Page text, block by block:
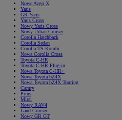
Nowe Aygo X
Yaris
GR Yaris
Yaris Cross
Nowy Yaris Cross
Nowy Urban Cruiser
Corolla Hatchback
Corolla Sedan
Corolla TS Kombi
Nowa Corolla Cross
Toyota C-HR
Toyota C-HR Plug-in
Nowa Toyota C-HR+
Nowa Toyota bZ4X
Nowa Toyota bZ4X Touring
Camry
Prius
Mirai
Nowy RAV4
Land Cruiser
Nowy GR GT